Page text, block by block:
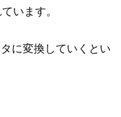
います。
に変換していくとい